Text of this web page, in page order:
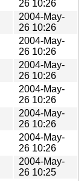
26 10:26
2004-May-
26 10:26
2004-May-
26 10:26
2004-May-
26 10:26
2004-May-
26 10:26
2004-May-
26 10:26
2004-May-
26 10:26
2004-May-
26 10:25